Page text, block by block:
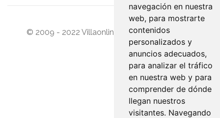
navegación en nuestra
web, para mostrarte
contenidos
personalizados y
anuncios adecuados,
para analizar el tráfico
en nuestra web y para
comprender de dónde
llegan nuestros
visitantes. Navegando
© 2009 - 2022 Villaonline. All Rights Reserved.